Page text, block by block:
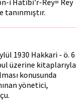
i Hatîbi'r-Rey= Rey
1930 Hakkari - ö. 6
üzerine kitaplarıyla
konusunda
yönetici,